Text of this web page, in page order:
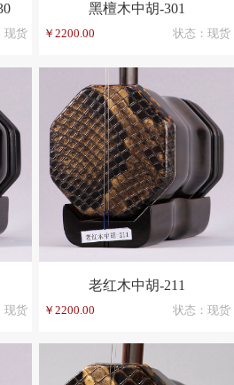
现货
黑檀木中胡-301
￥2200.00 状态：现货
现货
老红木中胡-211
￥2200.00 状态：现货